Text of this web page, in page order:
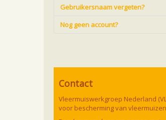
Gebruikersnaam vergeten?
Nog geen account?
Contact
Vleermuiswerkgroep Nederland
voor bescherming van